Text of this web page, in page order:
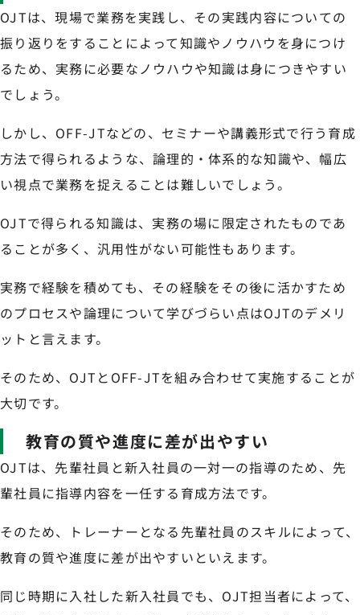
OJTは、現場で業務を実践し、その実践内容についての
振り返りをすることによって知識やノウハウを身につけ
るため、実務に必要なノウハウや知識は身につきやすい
でしょう。
しかし、OFF-JTなどの、セミナーや講義形式で行う育成
方法で得られるような、論理的・体系的な知識や、幅広
い視点で業務を捉えることは難しいでしょう。
OJTで得られる知識は、実務の場に限定されたものであ
ることが多く、汎用性がない可能性もあります。
実務で経験を積めても、その経験をその後に活かすため
のプロセスや論理について学びづらい点はOJTのデメリ
ットと言えます。
そのため、OJTとOFF-JTを組み合わせて実施することが
大切です。
教育の質や進度に差が出やすい
OJTは、先輩社員と新入社員の一対一の指導のため、先
輩社員に指導内容を一任する育成方法です。
そのため、トレーナーとなる先輩社員のスキルによって、
教育の質や進度に差が出やすいといえます。
同じ時期に入社した新入社員でも、OJT担当者によって、